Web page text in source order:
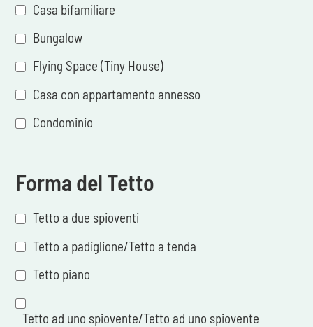
Casa bifamiliare
Bungalow
Flying Space (Tiny House)
Casa con appartamento annesso
Condominio
Forma del Tetto
Tetto a due spioventi
Tetto a padiglione/Tetto a tenda
Tetto piano
Tetto ad uno spiovente/Tetto ad uno spiovente